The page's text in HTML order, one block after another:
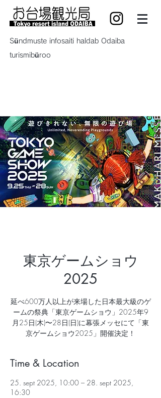
Sündmuste infosaiti haldab Odaiba
turismibüroo
東京ゲームショウ
2025
延べ600万人以上が来場した日本最大級のゲ
ームの祭典「東京ゲームショウ」2025年9
月25日(木)〜28日(日)に幕張メッセにて「東
京ゲームショウ2025」開催決定！
Time & Location
25. sept 2025, 10:00 – 28. sept 2025,
16:30